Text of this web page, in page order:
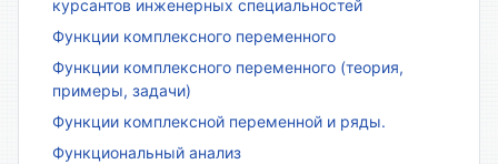
курсантов инженерных специальностей
Функции комплексного переменного
Функции комплексного переменного (теория,
примеры, задачи)
Функции комплексной переменной и ряды.
Функциональный анализ